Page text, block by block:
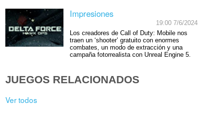
Impresiones
19:00 7/6/2024
Los creadores de Call of Duty: Mobile nos
traen un ‘shooter’ gratuito con enormes
combates, un modo de extracción y una
campaña fotorrealista con Unreal Engine 5.
JUEGOS RELACIONADOS
Ver todos